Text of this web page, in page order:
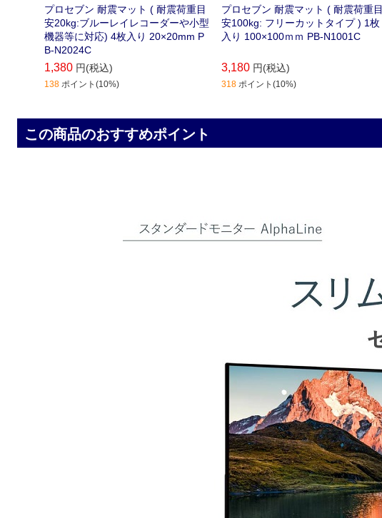
プロセブン 耐震マット ( 耐震荷重目
安20kg:ブルーレイレコーダーや小型
機器等に対応) 4枚入り 20×20mm P
B-N2024C
1,380 円(税込)
138 ポイント(10%)
プロセブン 耐震マット ( 耐震荷重目
安100kg: フリーカットタイプ ) 1枚
入り 100×100ｍｍ PB-N1001C
3,180 円(税込)
318 ポイント(10%)
この商品のおすすめポイント